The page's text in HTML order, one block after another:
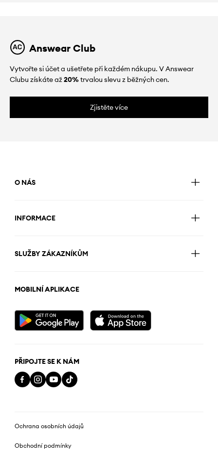
Answear Club
Vytvořte si účet a ušetřete při každém nákupu. V Answear
Clubu získáte až20%trvalou slevu z běžných cen.
Zjistěte více
O NÁS
INFORMACE
SLUŽBY ZÁKAZNÍKŮM
MOBILNÍ APLIKACE
PŘIPOJTE SE K NÁM
Ochrana osobních údajů
Obchodní podmínky